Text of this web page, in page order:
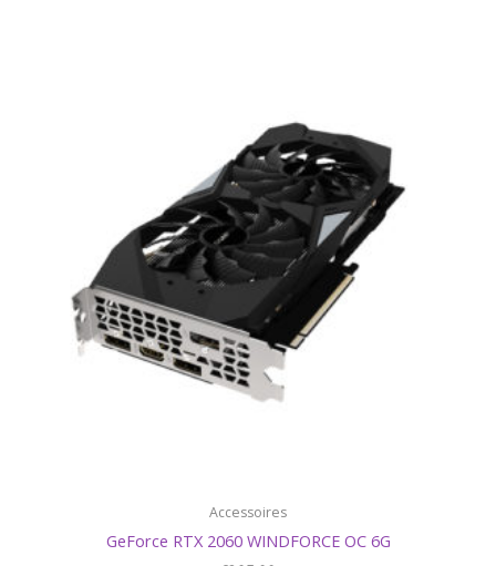
Accessoires
GeForce RTX 2060 WINDFORCE OC 6G